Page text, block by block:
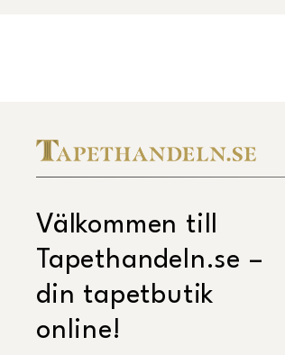
Välkommen till
Tapethandeln.se –
din tapetbutik
online!